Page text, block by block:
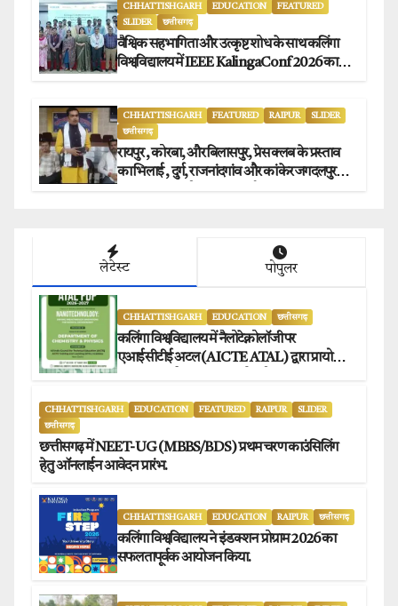
CHHATTISHGARH EDUCATION
FEATURED
SLIDER
छत्तीसगढ़
वैश्विक सहभागिता और उत्कृष्ट शोध के साथ कलिंगा
विश्वविद्यालय में IEEE KalingaConf 2026 का
CHHATTISHGARH FEATURED RAIPUR
SLIDER
छत्तीसगढ़
रायपुर , कोरबा, और बिलासपुर, प्रेस क्लब के प्रस्ताव
का भिलाई , दुर्ग, राजनांदगांव और कांकेर जगदलपुर
लेटेस्ट पोपुलर
CHHATTISHGARH EDUCATION छत्तीसगढ़
कलिंगा विश्वविद्यालय में नैलोटेक्नोलॉजी पर
एआईसीटीई अटल (AICTE ATAL) द्वारा प्रायोजित
CHHATTISHGARH EDUCATION FEATURED RAIPUR
SLIDER
छत्तीसगढ़
छत्तीसगढ़ में NEET-UG (MBBS/BDS) प्रथम चरण काउंसिलिंग
हेतु ऑनलाईन आवेदन प्रारंभ.
CHHATTISHGARH EDUCATION RAIPUR छत्तीसगढ़
कलिंगा विश्वविद्यालय ने इंडक्शन प्रोग्राम 2026 का
सफलतापूर्वक आयोजन किया.